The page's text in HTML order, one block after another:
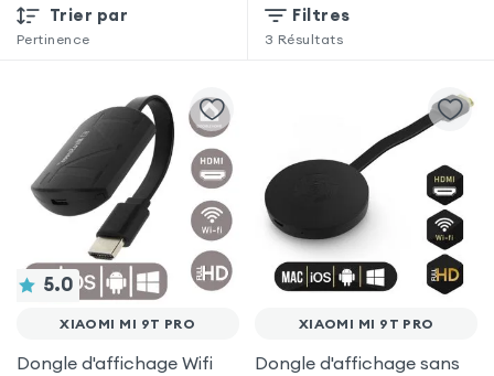
Trier par
Pertinence
Filtres
3 Résultats
5.0
XIAOMI MI 9T PRO
Dongle d'affichage Wifi
XIAOMI MI 9T PRO
Dongle d'affichage sans